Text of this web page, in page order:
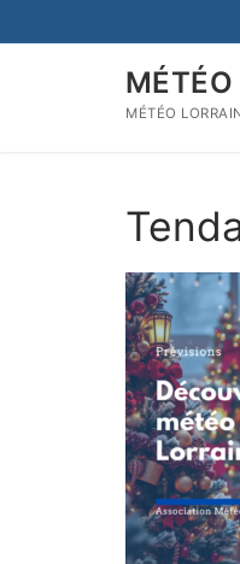
au
MÉTÉO
MÉTÉO